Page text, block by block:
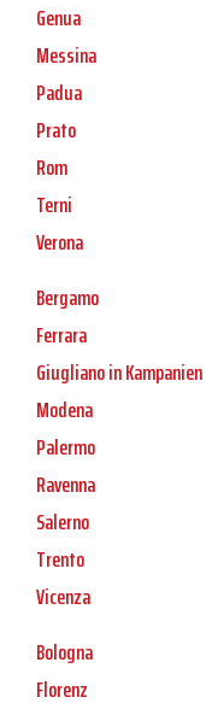
Genua
Messina
Padua
Prato
Rom
Terni
Verona
Bergamo
Ferrara
Giugliano in Kampanien
Modena
Palermo
Ravenna
Salerno
Trento
Vicenza
Bologna
Florenz